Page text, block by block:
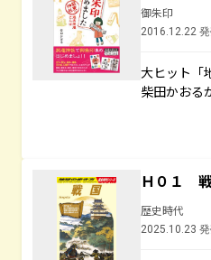
御朱印
2016.12.22
大ヒット「
柴田かおる
Ｈ０１
歴史時代
2025.10.23